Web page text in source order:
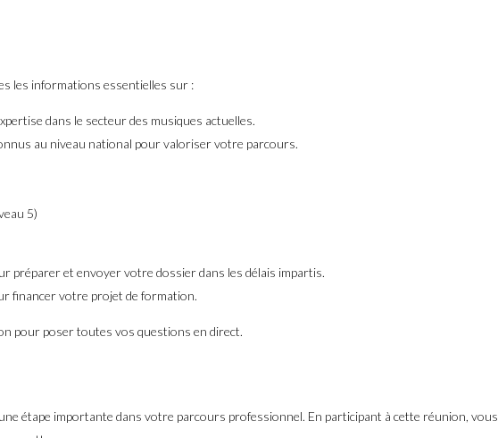
les informations essentielles sur :
dans le secteur des musiques actuelles.
au niveau national pour valoriser votre parcours.
5)
préparer et envoyer votre dossier dans les délais impartis.
financer votre projet de formation.
pour poser toutes vos questions en direct.
étape importante dans votre parcours professionnel. En participant à cette réunion, vous